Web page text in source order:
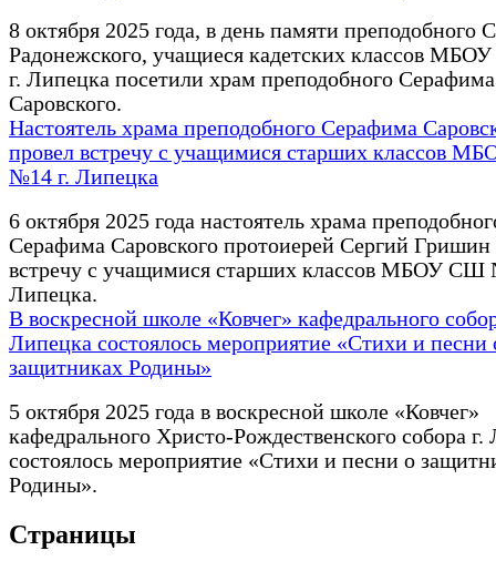
8 октября 2025 года, в день памяти преподобного
Радонежского, учащиеся кадетских классов
г. Липецка посетили храм преподобного Серафима
Саровского.
Настоятель храма преподобного Серафима
провел встречу с учащимися старших классов
№14 г. Липецка
6 октября 2025 года настоятель храма
Серафима Саровского протоиерей Сергий Гришин
встречу с учащимися старших классов МБОУ СШ
Липецка.
В воскресной школе «Ковчег» кафедрального
Липецка состоялось мероприятие «Стихи и песни
защитниках Родины»
5 октября 2025 года в воскресной школе «Ковчег»
кафедрального Христо-Рождественского собора г.
состоялось мероприятие «Стихи и песни о
Родины».
Страницы